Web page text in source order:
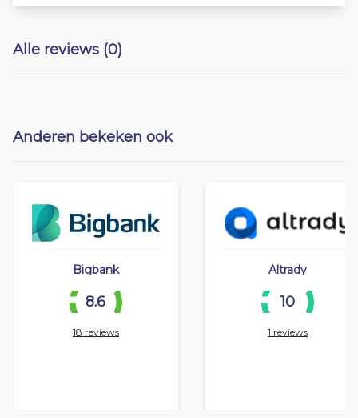
Alle reviews (0)
Anderen bekeken ook
Bigbank
8.6
18 reviews
Altrady
10
1 reviews